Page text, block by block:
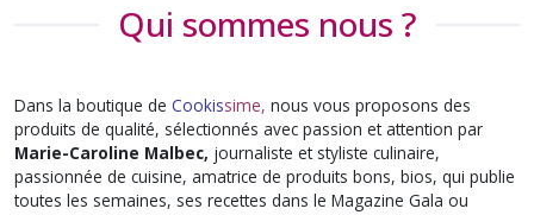
Qui sommes nous ?
Dans la boutique de Cookissime, nous vous proposons des
produits de qualité, sélectionnés avec passion et attention par
Marie-Caroline Malbec, journaliste et styliste culinaire,
passionnée de cuisine, amatrice de produits bons, bios, qui publie
toutes les semaines, ses recettes dans le Magazine Gala ou